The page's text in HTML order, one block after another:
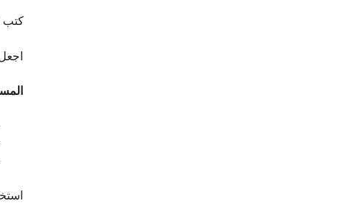
كتب Bowser في منشور على X أن التصويت كان “الخطوة الأخيرة في تأمين مستقبلنا على ملعب RFK الجديد”.